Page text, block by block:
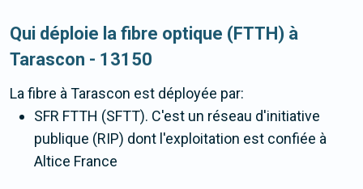
Qui déploie la fibre optique (FTTH) à
Tarascon - 13150
La fibre à Tarascon est déployée par:
SFR FTTH (SFTT). C'est un réseau d'initiative
publique (RIP) dont l'exploitation est confiée à
Altice France